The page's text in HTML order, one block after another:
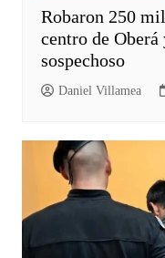
Robaron 250
centro de
sospechoso
Daniel Villamea